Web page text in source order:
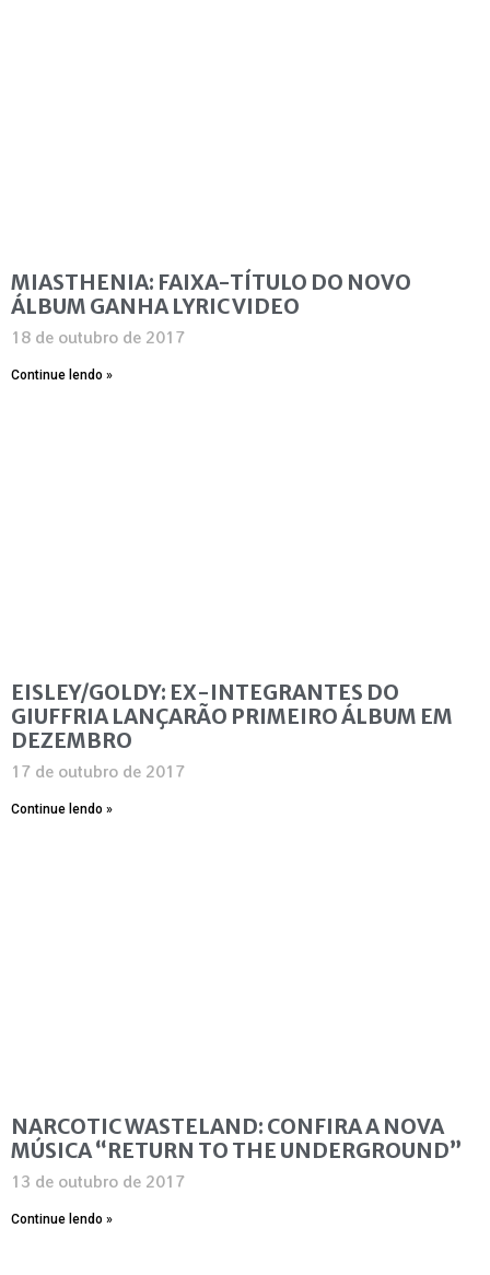
MIASTHENIA: FAIXA-TÍTULO DO NOVO
ÁLBUM GANHA LYRIC VIDEO
18 de outubro de 2017
Continue lendo »
EISLEY/GOLDY: EX-INTEGRANTES DO
GIUFFRIA LANÇARÃO PRIMEIRO ÁLBUM EM
DEZEMBRO
17 de outubro de 2017
Continue lendo »
NARCOTIC WASTELAND: CONFIRA A NOVA
MÚSICA “RETURN TO THE UNDERGROUND”
13 de outubro de 2017
Continue lendo »